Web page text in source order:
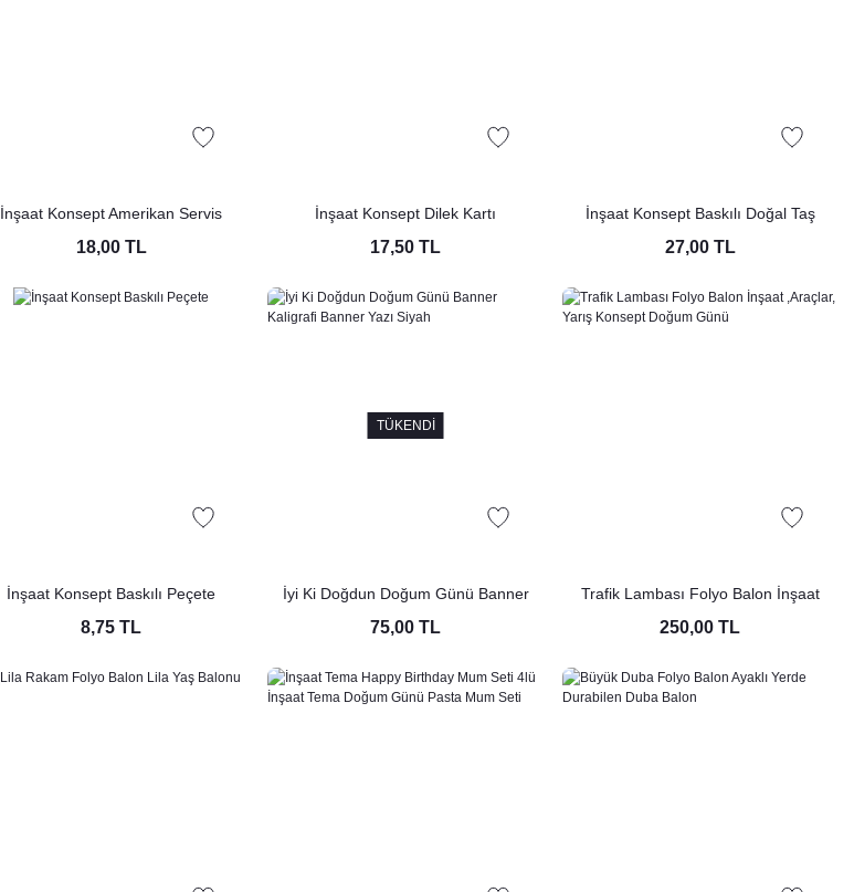
İnşaat Konsept Amerikan Servis
18,00 TL
İnşaat Konsept Dilek Kartı
17,50 TL
İnşaat Konsept Baskılı Doğal Taş
Magnet
27,00 TL
İnşaat Konsept Baskılı Peçete
8,75 TL
TÜKENDİ
İyi Ki Doğdun Doğum Günü Banner
Kaligrafi Banner Yazı Siyah
75,00 TL
Trafik Lambası Folyo Balon İnşaat
,Araçlar, Yarış Konsept Doğum Günü
250,00 TL